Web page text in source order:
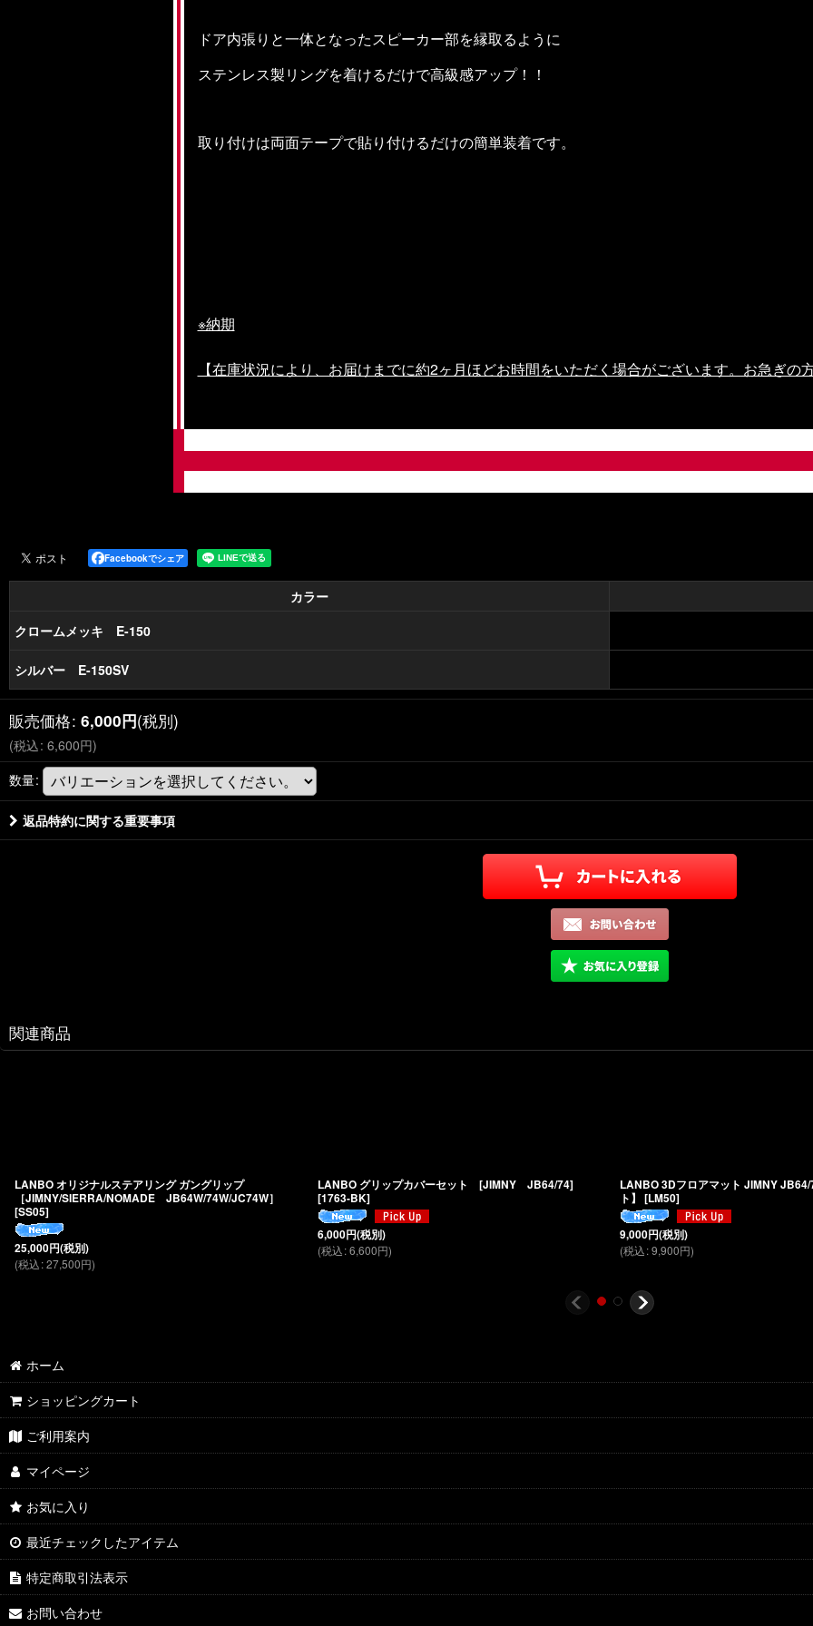
ドア内張りと一体となったスピーカー部を縁取るように
ステンレス製リングを着けるだけで高級感アップ！！
取り付けは両面テープで貼り付けるだけの簡単装着です。
※納期
【在庫状況により、お届けまでに約2ヶ月ほどお時間をいただく場合がございます。お急ぎ
Facebookでシェア
カラー
クロームメッキ E-150
シルバー E-150SV
販売価格: 6,000円(税別)
(税込: 6,600円)
数量:
返品特約に関する重要事項
関連商品
LANBO オリジナルステアリング ガングリップ
［JIMNY/SIERRA/NOMADE JB64W/74W/JC74W］
[SS05]
25,000円(税別)
(税込:27,500円)
LANBO グリップカバーセット [JIMNY JB64/74]
[1763-BK]
6,000円(税別)
(税込: 6,600円)
LANBO 3Dフロアマット JIMNY
ト】
[LM50]
9,000円(税別)
(税込:9,900円)
ホーム
ショッピングカート
ご利用案内
マイページ
お気に入り
最近チェックしたアイテム
特定商取引法表示
お問い合わせ